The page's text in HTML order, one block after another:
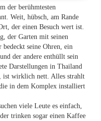
der berühmtesten
Weit, hübsch, am Rande
der einen Besuch wert ist.
der Garten mit seinen
bedeckt seine Ohren, ein
der andere enthüllt sein
Darstellungen in Thailand
ist wirklich nett. Alles strahlt
in dem Komplex installiert
viele Leute es einfach,
trinken sogar einen Kaffee